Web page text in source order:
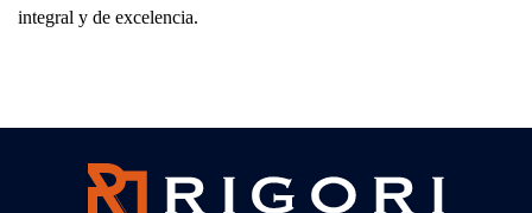
integral y de excelencia.